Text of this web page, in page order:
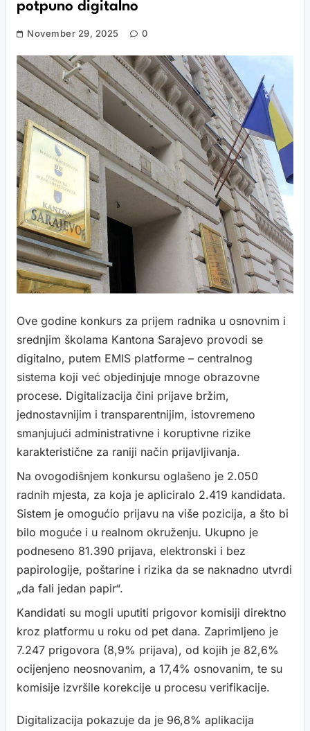
potpuno digitalno
November 29, 2025 0
Ove godine konkurs za prijem radnika u osnovnim i
srednjim školama Kantona Sarajevo provodi se
digitalno, putem EMIS platforme – centralnog
sistema koji već objedinjuje mnoge obrazovne
procese. Digitalizacija čini prijave bržim,
jednostavnijim i transparentnijim, istovremeno
smanjujući administrativne i koruptivne rizike
karakteristične za raniji način prijavljivanja.
Na ovogodišnjem konkursu oglašeno je 2.050
radnih mjesta, za koja je apliciralo 2.419 kandidata.
Sistem je omogućio prijavu na više pozicija, a što bi
bilo moguće i u realnom okruženju. Ukupno je
podneseno 81.390 prijava, elektronski i bez
papirologije, poštarine i rizika da se naknadno utvrdi
„da fali jedan papir“.
Kandidati su mogli uputiti prigovor komisiji direktno
kroz platformu u roku od pet dana. Zaprimljeno je
7.247 prigovora (8,9% prijava), od kojih je 82,6%
ocijenjeno neosnovanim, a 17,4% osnovanim, te su
komisije izvršile korekcije u procesu verifikacije.
Digitalizacija pokazuje da je 96,8% aplikacija